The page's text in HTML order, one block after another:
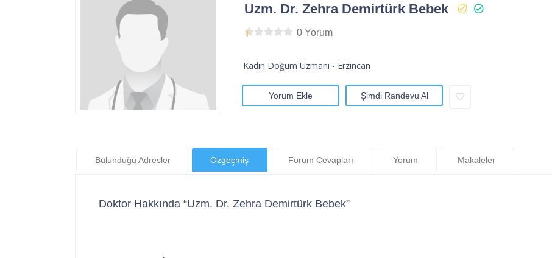
Uzm. Dr. Zehra Demirtürk Bebek
0 Yorum
Kadın Doğum Uzmanı - Erzincan
Yorum Ekle Şimdi Randevu Al
Bulunduğu Adresler Özgeçmiş Forum Cevapları Yorum Makaleler
Doktor Hakkında “Uzm. Dr. Zehra Demirtürk Bebek”